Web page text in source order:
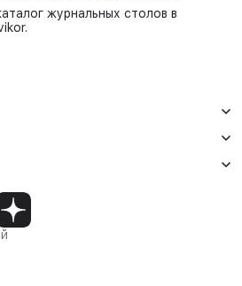
журнальных столов в
(МСК)